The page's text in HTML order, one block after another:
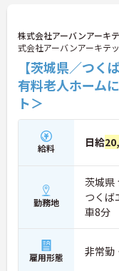
株式会社アーバンアーキ
式会社アーバンアーキテ
【茨城県／つ
有料老人ホーム
ト＞
給料 日給
勤務地
茨城県
つくば
車8分
雇用形態 非常勤